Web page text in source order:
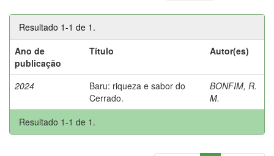
Resultado 1-1 de 1.
Ano de
publicação
Título Autor(es)
2024
Baru: riqueza e sabor do
Cerrado.
BONFIM, R.
M.
Resultado 1-1 de 1.